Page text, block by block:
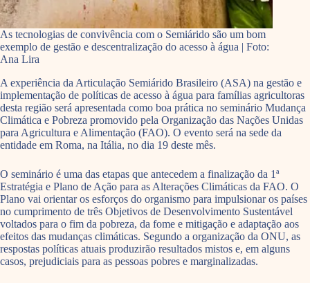
As tecnologias de convivência com o Semiárido são um bom
exemplo de gestão e descentralização do acesso à água | Foto:
Ana Lira
A experiência da Articulação Semiárido Brasileiro (ASA) na gestão e
implementação de políticas de acesso à água para famílias agricultoras
desta região será apresentada como boa prática no seminário Mudança
Climática e Pobreza promovido pela Organização das Nações Unidas
para Agricultura e Alimentação (FAO). O evento será na sede da
entidade em Roma, na Itália, no dia 19 deste mês.
O seminário é uma das etapas que antecedem a finalização da 1ª
Estratégia e Plano de Ação para as Alterações Climáticas da FAO. O
Plano vai orientar os esforços do organismo para impulsionar os países
no cumprimento de três Objetivos de Desenvolvimento Sustentável
voltados para o fim da pobreza, da fome e mitigação e adaptação aos
efeitos das mudanças climáticas. Segundo a organização da ONU, as
respostas políticas atuais produzirão resultados mistos e, em alguns
casos, prejudiciais para as pessoas pobres e marginalizadas.